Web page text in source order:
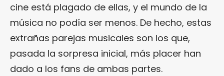
cine está plagado de ellas, y el mundo de la
música no podía ser menos. De hecho, estas
extrañas parejas musicales son los que,
pasada la sorpresa inicial, más placer han
dado a los fans de ambas partes.